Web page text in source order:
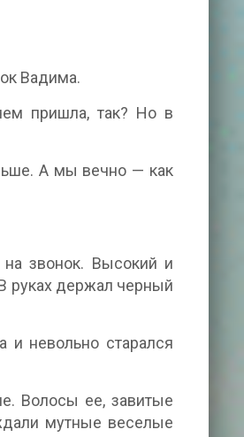
Вадима.
пришла, так? Но в
А мы вечно — как
звонок. Высокий и
руках держал черный
и невольно старался
Волосы ее, завитые
мутные веселые